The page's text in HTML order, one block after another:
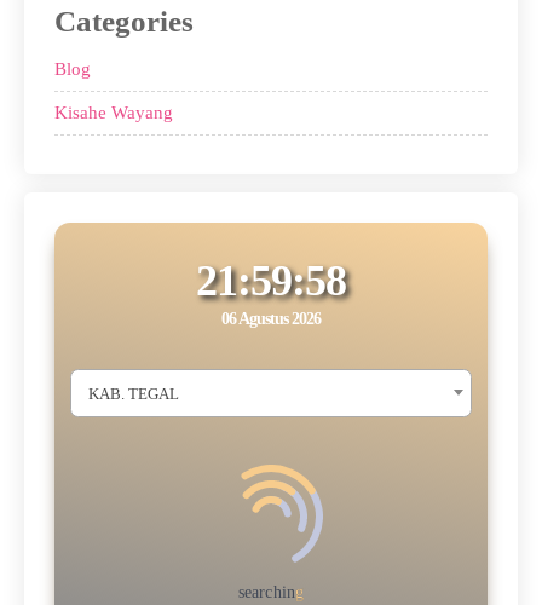
Categories
Blog
Kisahe Wayang
21:59:59
06 Agustus 2026
KAB. TEGAL